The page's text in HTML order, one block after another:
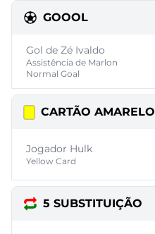
GOOOL
Gol de Zé Ivaldo
Assistência de Marlon
Normal Goal
CARTÃO AMARELO
Jogador Hulk
Yellow Card
5 SUBSTITUIÇÃO